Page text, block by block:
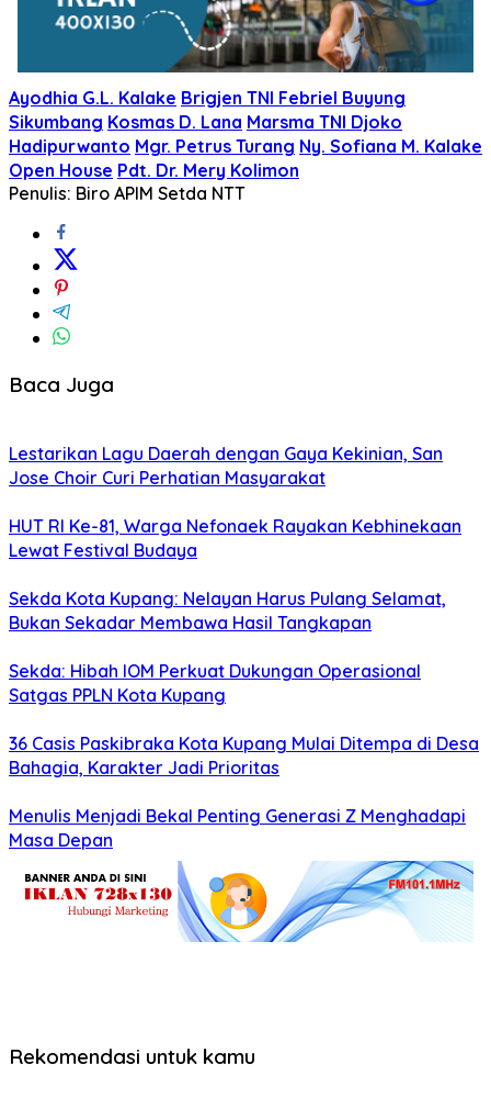
Ayodhia G.L. Kalake Brigjen TNI Febriel Buyung
Sikumbang Kosmas D. Lana Marsma TNI Djoko
Hadipurwanto Mgr. Petrus Turang Ny. Sofiana M. Kalake
Open House Pdt. Dr. Mery Kolimon
Penulis: Biro APIM Setda NTT
Baca Juga
Lestarikan Lagu Daerah dengan Gaya Kekinian, San
Jose Choir Curi Perhatian Masyarakat
HUT RI Ke-81, Warga Nefonaek Rayakan Kebhinekaan
Lewat Festival Budaya
Sekda Kota Kupang: Nelayan Harus Pulang Selamat,
Bukan Sekadar Membawa Hasil Tangkapan
Sekda: Hibah IOM Perkuat Dukungan Operasional
Satgas PPLN Kota Kupang
36 Casis Paskibraka Kota Kupang Mulai Ditempa di Desa
Bahagia, Karakter Jadi Prioritas
Menulis Menjadi Bekal Penting Generasi Z Menghadapi
Masa Depan
Rekomendasi untuk kamu